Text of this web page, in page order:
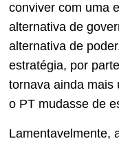
conviver com uma
alternativa de
alternativa de
estratégia, por
tornava ainda mais
o PT mudasse de
Lamentavelmente,